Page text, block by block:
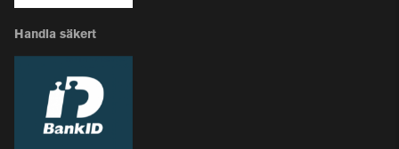
Handla säkert